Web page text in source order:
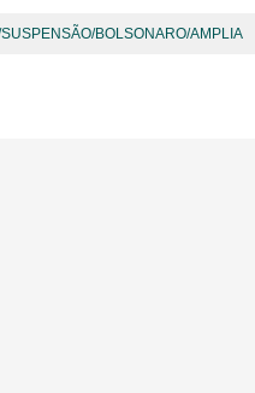
BOLSONARO/AMPLIA